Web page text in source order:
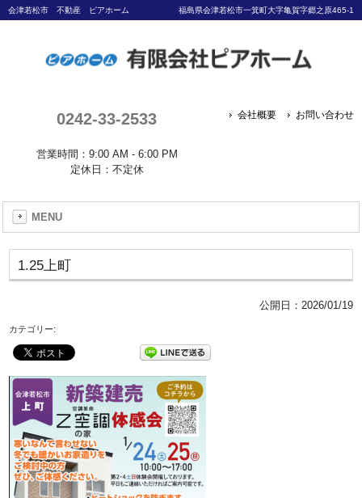
会津若松市 不動産 ピアホーム 福島県会津若松市一箕町大字亀賀字郷之原465-1
0242-33-2533
営業時間：9:00 AM - 6:00 PM
定休日：不定休
会社概要 お問い合わせ
MENU
1.25上町
公開日： 2026/01/19
カテゴリー: